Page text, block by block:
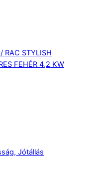
RAC STYLISH
FEHÉR 4,2 KW
Jótállás